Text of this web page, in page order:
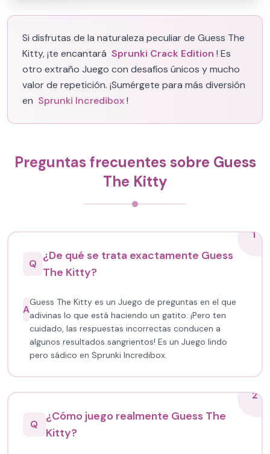
Si disfrutas de la naturaleza peculiar de Guess The
Kitty, ¡te encantará Sprunki Crack Edition ! Es
otro extraño Juego con desafíos únicos y mucho
valor de repetición. ¡Sumérgete para más diversión
en Sprunki Incredibox!
Preguntas frecuentes sobre Guess
The Kitty
1
Q
¿De qué se trata exactamente Guess
The Kitty?
A
Guess The Kitty es un Juego de preguntas en el que
adivinas lo que está haciendo un gatito. ¡Pero ten
cuidado, las respuestas incorrectas conducen a
algunos resultados sangrientos! Es un Juego lindo
pero sádico en Sprunki Incredibox.
2
Q
¿Cómo juego realmente Guess The
Kitty?